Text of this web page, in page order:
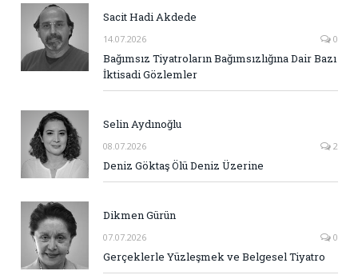
Sacit Hadi Akdede
14.07.2026 0
Bağımsız Tiyatroların Bağımsızlığına Dair Bazı
İktisadi Gözlemler
Selin Aydınoğlu
08.07.2026 2
Deniz Göktaş Ölü Deniz Üzerine
Dikmen Gürün
07.07.2026 0
Gerçeklerle Yüzleşmek ve Belgesel Tiyatro